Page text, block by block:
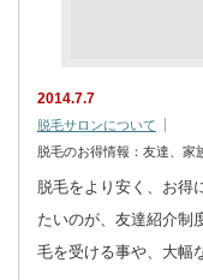
2014.7.7
脱毛サロンについて
脱毛のお得情報：友達、家
脱毛をより安く、お得
たいのが、友達紹介制
毛を受ける事や、大幅